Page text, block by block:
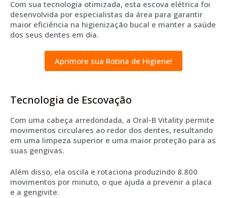
Com sua tecnologia otimizada, esta escova elétrica foi
desenvolvida por especialistas da área para garantir
maior eficiência na higienização bucal e manter a saúde
dos seus dentes em dia.
Aprimore sua Rotina de Higiene!
Tecnologia de Escovação
Com uma cabeça arredondada, a Oral-B Vitality permite
movimentos circulares ao redor dos dentes, resultando
em uma limpeza superior e uma maior proteção para as
suas gengivas.
Além disso, ela oscila e rotaciona produzindo 8.800
movimentos por minuto, o que ajuda a prevenir a placa
e a gengivite.